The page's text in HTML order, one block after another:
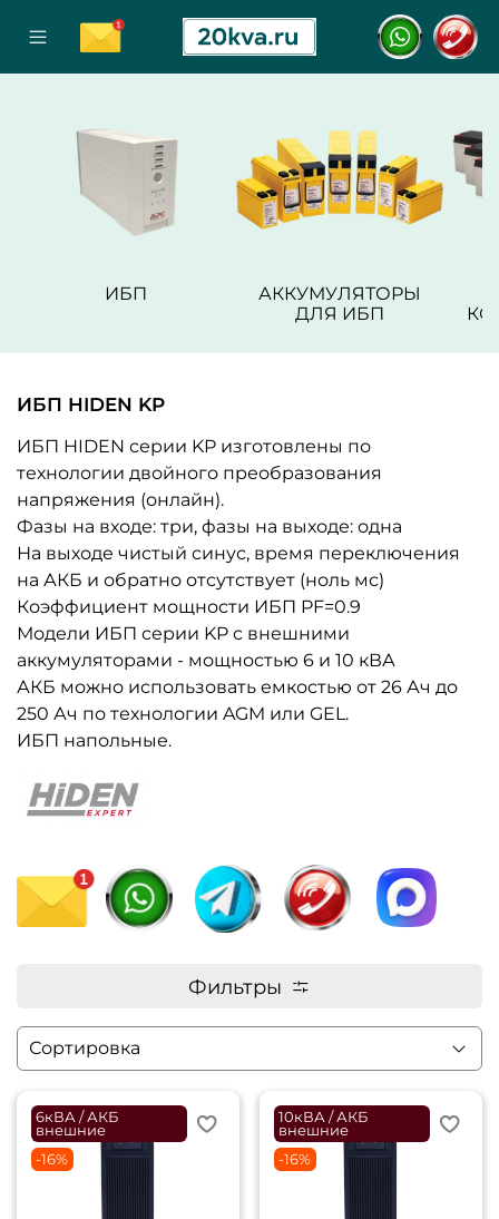
ИБП
АККУМУЛЯТОРЫ
ДЛЯ ИБП
ИБП HIDEN KP
ИБП HIDEN серии KP изготовлены по
технологии двойного преобразования
напряжения (онлайн).
Фазы на входе: три, фазы на выходе: одна
На выходе чистый синус, время переключения
на АКБ и обратно отсутствует (ноль мс)
Коэффициент мощности ИБП PF=0.9
Модели ИБП серии KP с внешними
аккумуляторами - мощностью 6 и 10 кВА
АКБ можно использовать емкостью от 26 Ач до
250 Ач по технологии AGM или GEL.
ИБП напольные.
Фильтры
6кВА / АКБ
внешние
-16%
10кВА / АКБ
внешние
-16%